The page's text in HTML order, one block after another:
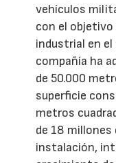
vehículos
con el objetivo
industrial en el
compañía ha
de 50.000
superficie
metros
de 18 millones
instalación,